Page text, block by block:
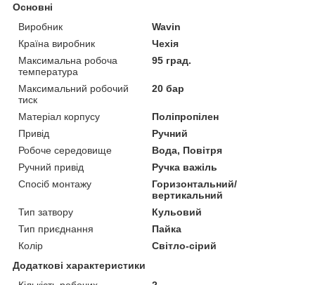
Основні
Виробник
Wavin
Країна виробник
Чехія
Максимальна робоча
температура
95 град.
Максимальний робочий
тиск
20 бар
Матеріал корпусу
Поліпропілен
Привід
Ручний
Робоче середовище
Вода, Повітря
Ручний привід
Ручка важіль
Спосіб монтажу
Горизонтальний/
вертикальний
Тип затвору
Кульовий
Тип приєднання
Пайка
Колір
Світло-сірий
Додаткові характеристики